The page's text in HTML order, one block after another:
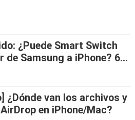
¿Puede Smart Switch
de Samsung a iPhone? 6
¿Dónde van los archivos y
en iPhone/Mac?